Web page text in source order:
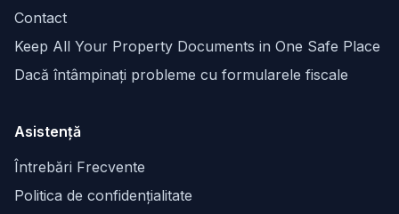
Contact
Keep All Your Property Documents in One Safe Place
Dacă întâmpinați probleme cu formularele fiscale
Asistență
Întrebări Frecvente
Politica de confidențialitate